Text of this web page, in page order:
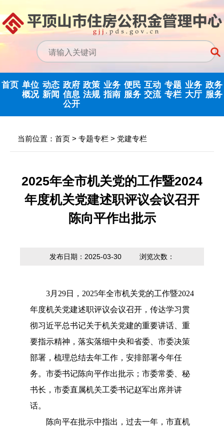
首页 单位
概况
中心领导
决策机构
机构职能
动态
新闻
行业新闻
政府
信息
公开
信息公开制度
政府信息公开
年度报告
依申请公开
政策
法规
国家政策法规
省级政策法规
市中心政策法
规
业务
指南
提取业务指南
贷款业务指南
便民
服务
利率公告
常见问题
网点查询
贷款计算器
互动
交流
互动反馈
意见征集
办理统计
专题
专栏
纪检监察
优化营商环境
法治政府建设
业务
大厅
省政务
政务
服务
当前位置： 首页 > 专题专栏 > 党建专栏
2025年全市机关党的工作暨2024
年度机关党建述职评议会议召开
陈向平作出批示
发布日期：2025-03-30 浏览次数：
3月29日，2025年全市机关党的工作暨2024
年度机关党建述职评议会议召开，传达学习贯
彻习近平总书记关于机关党建的重要讲话、重
要指示精神，落实落细中央和省委、市委决策
部署，梳理总结去年工作，安排部署今年任
务。市委书记陈向平作出批示；市委常委、秘
书长，市委直属机关工委书记赵军出席并讲
话。
陈向平在批示中指出，过去一年，市直机